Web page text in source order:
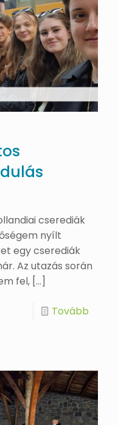
cserediák
nyílt
egy cserediák
Az utazás során
fel, […]
Tovább